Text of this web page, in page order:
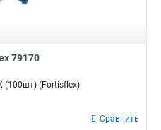
79170
(100шт) (Fortisflex)
Сравнить